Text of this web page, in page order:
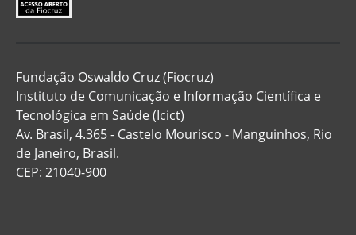
Fundação Oswaldo Cruz (Fiocruz)
Instituto de Comunicação e Informação Científica e
Tecnológica em Saúde (Icict)
Av. Brasil, 4.365 - Castelo Mourisco - Manguinhos, Rio
de Janeiro, Brasil.
CEP: 21040-900